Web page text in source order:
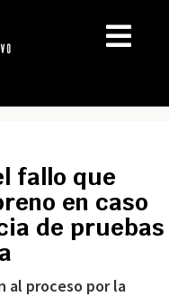
fallo que
en caso
de pruebas
al proceso por la